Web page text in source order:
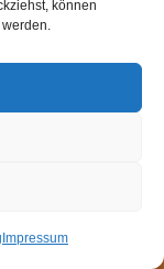
können
Impressum